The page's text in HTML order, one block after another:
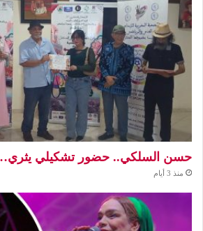
حسن السلكي.. حضور تشكيلي
منذ 3 أيام